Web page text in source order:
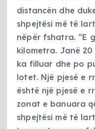
distancën dhe
shpejtësi më të
nëpër fshatra. “E
kilometra. Janë
ka filluar dhe po
lotet. Një pjesë e
është një pjesë e
zonat e banuara
shpejtësi më të